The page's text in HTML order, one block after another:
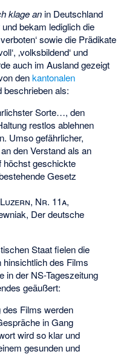
klage an in Deutschland
und bekam lediglich die
sowie die Prädikate
‚volksbildend‘ und
auch im Ausland gezeigt
denkantonalen
beschrieben als:
Sorte…, den
restlos ablehnen
Umso gefährlicher,
den Verstand als an
höchst geschickte
Gesetz
Nr. 11a,
Der deutsche
Staat fielen die
hinsichtlich des Films
in der NS-Tageszeitung
geäußert:
des Films werden
in Gang
wird so klar und
gesunden und